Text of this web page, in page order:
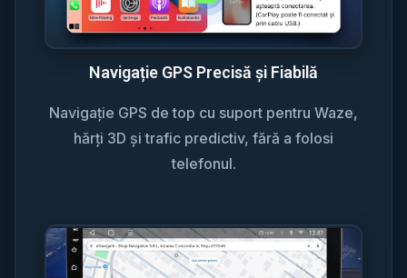
Navigație GPS Precisă și Fiabilă
Navigație GPS de top cu suport pentru Waze,
hărți 3D și trafic predictiv, fără a folosi
telefonul.